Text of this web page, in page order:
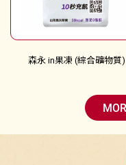
森永 in果凍 (綜合礦物質)